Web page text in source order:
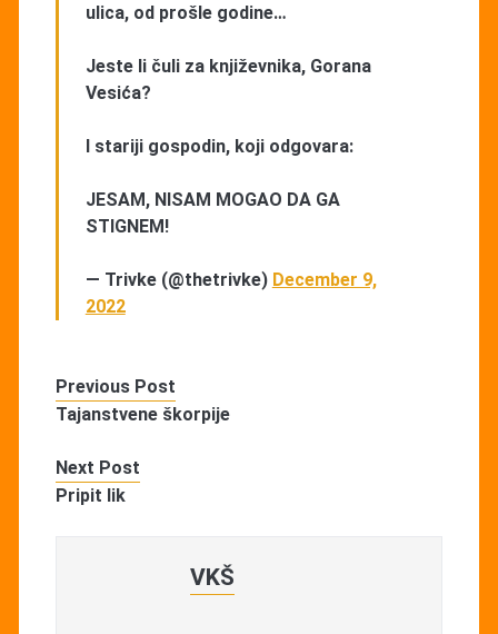
ulica, od prošle godine…
Jeste li čuli za književnika, Gorana
Vesića?
I stariji gospodin, koji odgovara:
JESAM, NISAM MOGAO DA GA
STIGNEM!
— Trivke (@thetrivke) December 9,
2022
Previous Post
Tajanstvene škorpije
Next Post
Pripit lik
VKŠ